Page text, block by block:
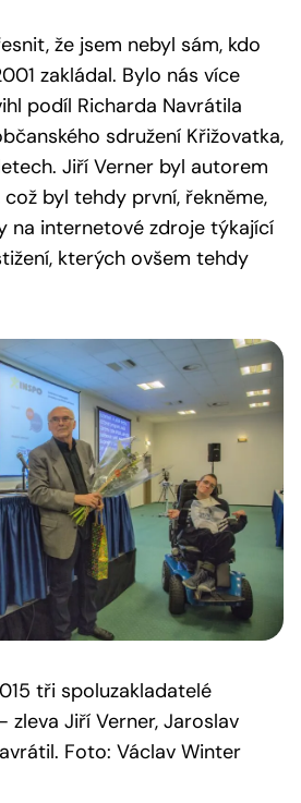
že jsem nebyl sám, kdo
zakládal. Bylo nás více
podíl Richarda Navrátila
sdružení Křižovatka,
Jiří Verner byl autorem
byl tehdy první, řekněme,
na internetové zdroje týkající
kterých ovšem tehdy
tři spoluzakladatelé
zleva Jiří Verner, Jaroslav
Foto: Václav Winter